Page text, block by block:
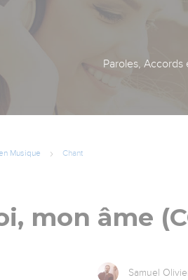
Paroles, Accords
Musique Chant
mon âme
Samuel